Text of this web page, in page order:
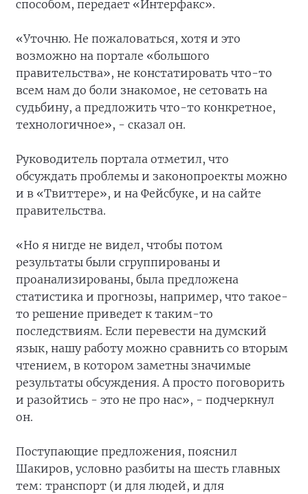
способом, передает «Интерфакс».
«Уточню. Не пожаловаться, хотя и это
возможно на портале «большого
правительства», не констатировать что-то
всем нам до боли знакомое, не сетовать на
судьбину, а предложить что-то конкретное,
технологичное», - сказал он.
Руководитель портала отметил, что
обсуждать проблемы и законопроекты можно
и в «Твиттере», и на Фейсбуке, и на сайте
правительства.
«Но я нигде не видел, чтобы потом
результаты были сгруппированы и
проанализированы, была предложена
статистика и прогнозы, например, что такое-
то решение приведет к таким-то
последствиям. Если перевести на думский
язык, нашу работу можно сравнить со вторым
чтением, в котором заметны значимые
результаты обсуждения. А просто поговорить
и разойтись - это не про нас», - подчеркнул
он.
Поступающие предложения, пояснил
Шакиров, условно разбиты на шесть главных
тем: транспорт (и для людей, и для